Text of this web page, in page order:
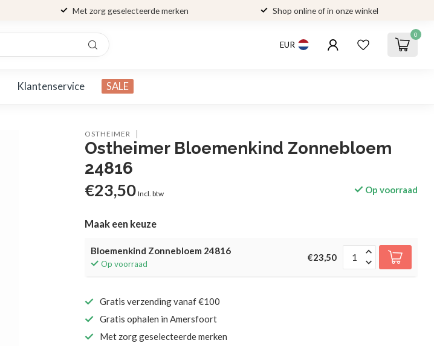
Met zorg geselecteerde merken Shop online of in onze winkel
EUR
0
Klantenservice SALE
OSTHEIMER
Ostheimer Bloemenkind Zonnebloem
24816
€23,50 Incl. btw Op voorraad
Maak een keuze
Bloemenkind Zonnebloem 24816
Op voorraad
€23,50
Gratis verzending vanaf €100
Gratis ophalen in Amersfoort
Met zorg geselecteerde merken